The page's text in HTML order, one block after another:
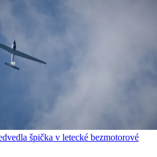
špička v letecké bezmotorové